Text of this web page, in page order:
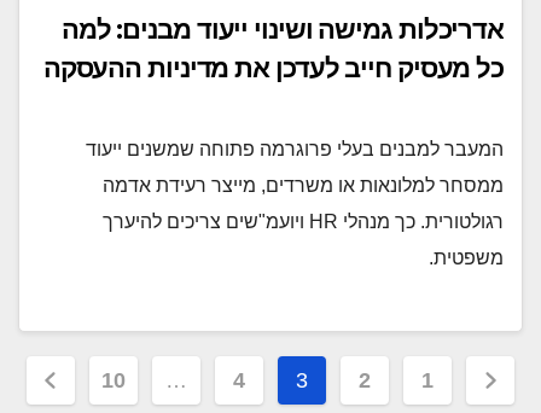
אדריכלות גמישה ושינוי ייעוד מבנים: למה
כל מעסיק חייב לעדכן את מדיניות ההעסקה
המעבר למבנים בעלי פרוגרמה פתוחה שמשנים ייעוד
ממסחר למלונאות או משרדים, מייצר רעידת אדמה
רגולטורית. כך מנהלי HR ויועמ"שים צריכים להיערך
משפטית.
Posts
1
2
3
4
…
10